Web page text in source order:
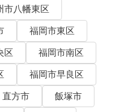
市八幡東区
福岡市東区
区
福岡市南区
福岡市早良区
直方市
飯塚市